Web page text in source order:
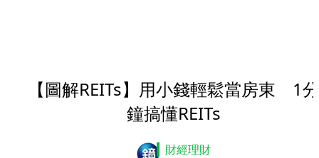
【圖解REITs】用小錢輕鬆當房東 1分
鐘搞懂REITs
財經理財